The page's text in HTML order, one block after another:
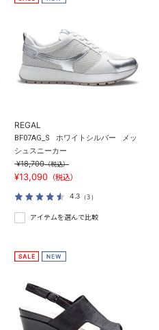
REGAL
BF07AG_S ホワイトシルバー
メッ
シュスニーカー
¥18,700（税込）
¥13,090 （税込）
4.3 （3）
アイテムを選んで比較